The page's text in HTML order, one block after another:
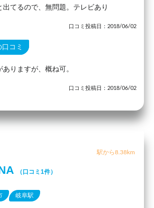
出てるので、無問題。テレビあり
口コミ投稿日：2018/06/02
コミ
りますが、概ね可。
口コミ投稿日：2018/06/02
駅から8.38km
（口コミ1件）
岐阜駅